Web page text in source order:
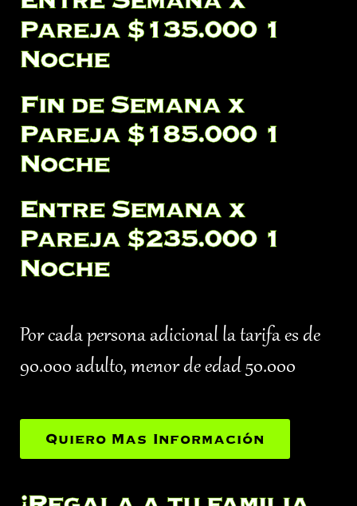
Pareja $135.000 1
Noche
Fin de Semana x
Pareja $185.000 1
Noche
Entre Semana x
Pareja $235.000 1
Noche
Por cada persona adicional la tarifa es de
90.000 adulto, menor de edad 50.000
Quiero Mas Información